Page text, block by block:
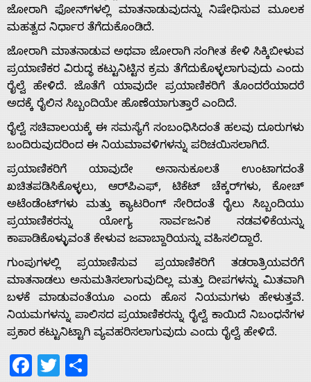
Home
About
Us
Advertise
With
ಜೋರಾಗಿ ಫೋನ್‌ಗಳಲ್ಲಿ ಮಾತನಾಡುವುದನ್ನು ನಿಷೇಧಿಸುವ ಮೂಲಕ
ಮಹತ್ವದ ನಿರ್ಧಾರ ತೆಗೆದುಕೊಂಡಿದೆ.
ಜೋರಾಗಿ ಮಾತನಾಡುವ ಅಥವಾ ಜೋರಾಗಿ ಸಂಗೀತ ಕೇಳಿ ಸಿಕ್ಕಿಬೀಳುವ
ಪ್ರಯಾಣಿಕರ ವಿರುದ್ಧ ಕಟ್ಟುನಿಟ್ಟಿನ ಕ್ರಮ ತೆಗೆದುಕೊಳ್ಳಲಾಗುವುದು ಎಂದು
ರೈಲ್ವೆ ಹೇಳಿದೆ. ಜೊತೆಗೆ ಯಾವುದೇ ಪ್ರಯಾಣಿಕರಿಗೆ ತೊಂದರೆಯಾದರೆ
ಅದಕ್ಕೆ ರೈಲಿನ ಸಿಬ್ಬಂದಿಯೇ ಹೊಣೆಯಾಗುತ್ತಾರೆ ಎಂದಿದೆ.
ರೈಲ್ವೆ ಸಚಿವಾಲಯಕ್ಕೆ ಈ ಸಮಸ್ಯೆಗೆ ಸಂಬಂಧಿಸಿದಂತೆ ಹಲವು ದೂರುಗಳು
ಬಂದಿರುವುದರಿಂದ ಈ ನಿಯಮಾವಳಿಗಳನ್ನು ಪರಿಚಯಿಸಲಾಗಿದೆ.
ಪ್ರಯಾಣಿಕರಿಗೆ ಯಾವುದೇ ಅನಾನುಕೂಲತೆ ಉಂಟಾಗದಂತೆ
ಖಚಿತಪಡಿಸಿಕೊಳ್ಳಲು, ಆರ್‌ಪಿಎಫ್, ಟಿಕೆಟ್ ಚೆಕ್ಕರ್‌ಗಳು, ಕೋಚ್
ಅಟೆಂಡೆಂಟ್‌ಗಳು ಮತ್ತು ಕ್ಯಾಟರಿಂಗ್ ಸೇರಿದಂತೆ ರೈಲು ಸಿಬ್ಬಂದಿಯು
ಪ್ರಯಾಣಿಕರನ್ನು ಯೋಗ್ಯ ಸಾರ್ವಜನಿಕ ನಡವಳಿಕೆಯನ್ನು
ಕಾಪಾಡಿಕೊಳ್ಳುವಂತೆ ಕೇಳುವ ಜವಾಬ್ದಾರಿಯನ್ನು ವಹಿಸಲಿದ್ದಾರೆ.
ಗುಂಪುಗಳಲ್ಲಿ ಪ್ರಯಾಣಿಸುವ ಪ್ರಯಾಣಿಕರಿಗೆ ತಡರಾತ್ರಿಯವರೆಗೆ
ಮಾತನಾಡಲು ಅನುಮತಿಸಲಾಗುವುದಿಲ್ಲ ಮತ್ತು ದೀಪಗಳನ್ನು ಮಿತವಾಗಿ
ಬಳಕೆ ಮಾಡುವಂತೆಯೂ ಎಂದು ಹೊಸ ನಿಯಮಗಳು ಹೇಳುತ್ತವೆ.
ನಿಯಮಗಳನ್ನು ಪಾಲಿಸದ ಪ್ರಯಾಣಿಕರನ್ನು ರೈಲ್ವೆ ಕಾಯಿದೆ ನಿಬಂಧನೆಗಳ
ಪ್ರಕಾರ ಕಟ್ಟುನಿಟ್ಟಾಗಿ ವ್ಯವಹರಿಸಲಾಗುವುದು ಎಂದು ರೈಲ್ವೆ ಹೇಳಿದೆ.
Facebook
Twitter